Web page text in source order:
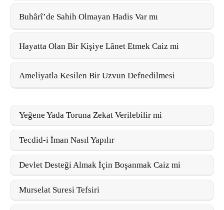
Buhârî’de Sahih Olmayan Hadis Var mı
Hayatta Olan Bir Kişiye Lânet Etmek Caiz mi
Ameliyatla Kesilen Bir Uzvun Defnedilmesi
Yeğene Yada Toruna Zekat Verilebilir mi
Tecdid-i İman Nasıl Yapılır
Devlet Desteği Almak İçin Boşanmak Caiz mi
Murselat Suresi Tefsiri